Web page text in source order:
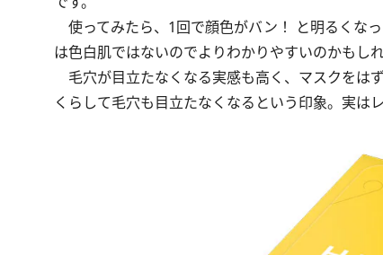
使ってみたら、1回で顔色がバン！ と明るくな
は色白肌ではないのでよりわかりやすいのかもし
毛穴が目立たなくなる実感も高く、マスクをは
くらして毛穴も目立たなくなるという印象。実は